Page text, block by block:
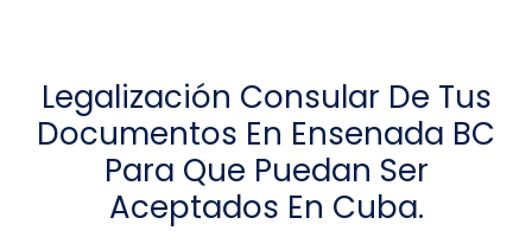
Legalización Consular De Tus
Documentos En Ensenada BC
Para Que Puedan Ser
Aceptados En Cuba.